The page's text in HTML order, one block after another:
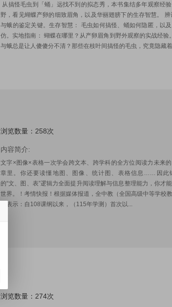
从搞怪毛虫到「蛹」远找不到的拟态秀，本书集结多年观察经
野，看见蝴蝶产卵的细致眉角，以及华丽翅膀下的生存智慧。 辨
与蛾的鉴定关键。生存智慧： 毛虫如何搞怪、蛹如何隐匿，以
仿。实地指南： 蝴蝶在哪里？从产卵眉角到野外观察的实战经验
与蛾总是让人傻傻分不清？那些在枝叶间搞怪的毛虫，究竟隐藏
浏览数量：258次
内容简介:
文字×图像×表格一次学会跨文本、跨学科的全方位阅读力未来
章里。你还要读懂地图、图像、统计图、表格信息……因此
的“文、图、表”逻辑力全面提升阅读理解与信息整理能力，你才
世界。！考情快报！根据媒体报道，全中教（全国高级中等学校教
曾表示：自108课纲以来，（115年学测）首次以...
浏览数量：274次